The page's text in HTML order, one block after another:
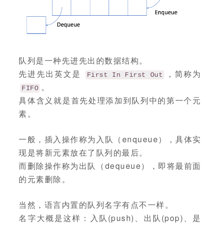
队列是一种先进先出的数据结构。
先进先出英文是
First In First Out ，简称为
FIFO 。
具体含义就是首先处理添加到队列中的第一个元
素。
一般，插入操作称为入队（enqueue），具体实
现是将新元素放在了队列的最后。
而删除操作称为出队（dequeue），即将最前面
的元素删除。
当然，语言内置的队列名字有点不一样。
名字大概是这样：入队(push)、出队(pop)、是